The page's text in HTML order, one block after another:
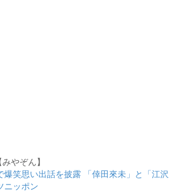
やぞん】
爆笑思い出話を披露 「倖田來未」と「江沢
ニッポン